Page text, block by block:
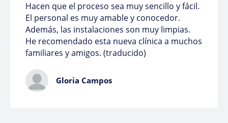
Hacen que el proceso sea muy sencillo y fácil.
El personal es muy amable y conocedor.
Además, las instalaciones son muy limpias.
He recomendado esta nueva clínica a muchos
familiares y amigos. (traducido)
Gloria Campos